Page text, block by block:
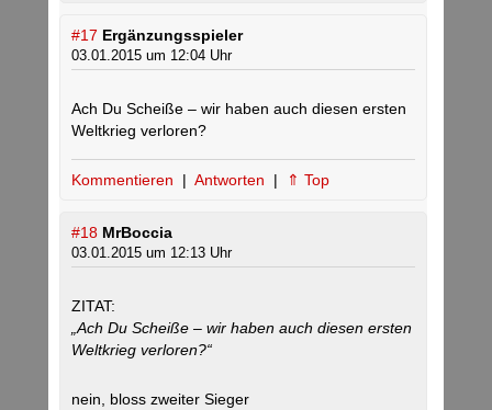
#17 Ergänzungsspieler
03.01.2015 um 12:04 Uhr
Ach Du Scheiße – wir haben auch diesen ersten
Weltkrieg verloren?
Kommentieren | Antworten | ⇑ Top
#18 MrBoccia
03.01.2015 um 12:13 Uhr
ZITAT:
„Ach Du Scheiße – wir haben auch diesen ersten
Weltkrieg verloren?“
nein, bloss zweiter Sieger